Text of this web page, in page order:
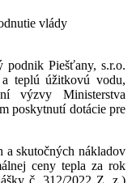
vlády
Piešťany, s.r.o.
teplú úžitkovú vodu,
výzvy Ministerstva
poskytnutí dotácie pre
a skutočných nákladov
ceny tepla za rok
č. 312/2022 Z. z.)